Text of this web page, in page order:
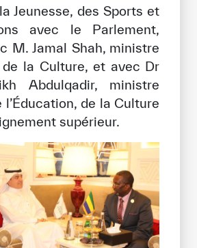
Jeunesse, des Sports et
avec le Parlement,
M. Jamal Shah, ministre
de la Culture, et avec Dr
Abdulqadir, ministre
l’Éducation, de la Culture
supérieur.